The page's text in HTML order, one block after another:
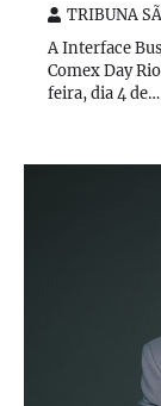
TRIBUNA
A Interface
Comex Day
feira, dia 4 de…